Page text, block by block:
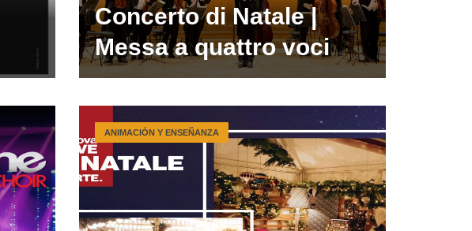
Concerto di Natale |
Messa a quattro voci
ANIMACIÓN Y ENSEÑANZA